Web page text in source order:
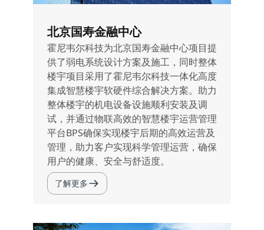
北京国寿金融中心
霍尼韦尔科技为北京国寿金融中心项目提
供了弱电系统设计方案及施工，同时整体
楼宇项目采用了霍尼韦尔科技一体化高度
集成智慧楼宇软硬件综合解决方案。助力
整体楼宇的机电设备设施顺利安装及调
试，并通过物联高效的智慧楼宇运营管理
平台BPS确保实现楼宇后期的高效运营及
管理，助力客户实现科学管理运营，确保
用户的健康、安全与舒适度。
了解更多